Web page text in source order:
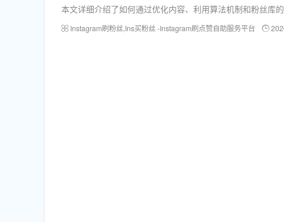
本文详细介绍了如何通过优化内容、利用算法机制和粉丝库
Instagram刷粉丝,Ins买粉丝 -Instagram刷点赞自助服务平台